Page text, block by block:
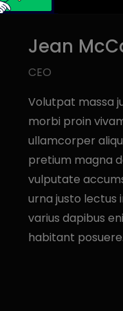
Jean
CEO
Volutpat massa
morbi proin
ullamcorper
pretium magna
vulputate
urna justo lectus
varius dapibus
habitant posuere.